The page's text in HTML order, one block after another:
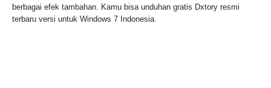
berbagai efek tambahan. Kamu bisa unduhan gratis Dxtory resmi
terbaru versi untuk Windows 7 Indonesia.